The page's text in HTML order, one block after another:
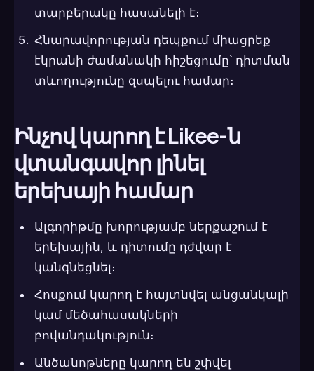
տարբերակը հասանելի է։
Հնարավորության դեպքում միացրեք
էկրանի ժամանակի հիշեցումը՝ դիտման
տևողությունը զսպելու համար։
Ինչով կարող է Likee-ն
վտանգավոր լինել
երեխայի համար
Ալգորիթմը խորությամբ ներքաշում է
երեխային, և դիտումը դժվար է
կանգնեցնել։
Հոսքում կարող է հայտնվել անցանկալի
կամ մեծահասակների
բովանդակություն։
Անծանոթները կարող են շփվել